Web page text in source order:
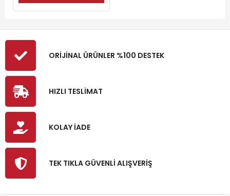
ORİJİNAL ÜRÜNLER %100 DESTEK
HIZLI TESLİMAT
KOLAY İADE
TEK TIKLA GÜVENLİ ALIŞVERİŞ